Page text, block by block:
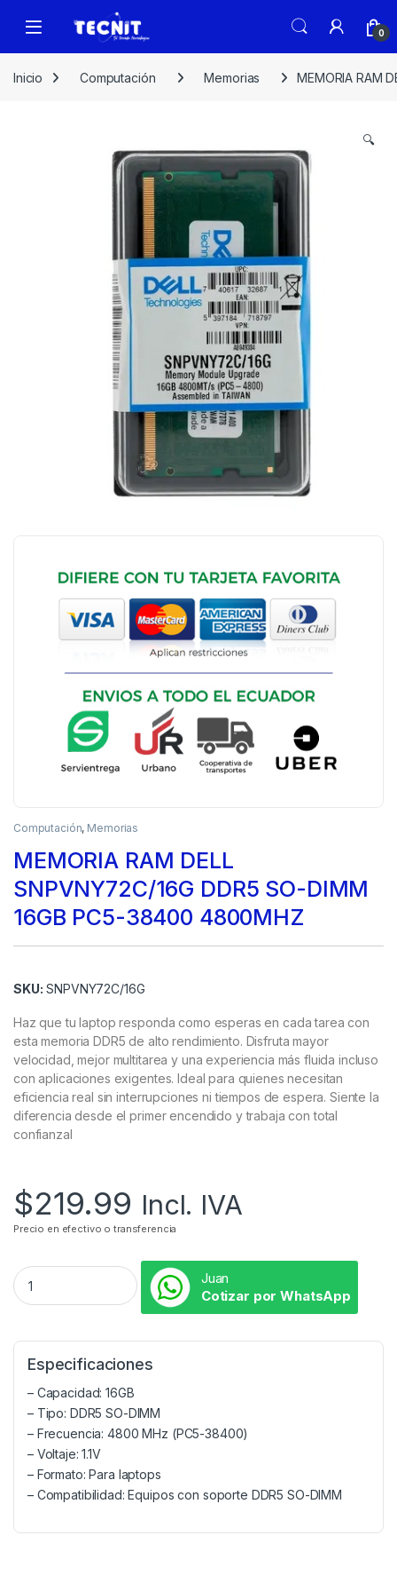
0
Inicio Computación Memorias MEMORIA RAM
🔍
Computación, Memorias
MEMORIA RAM DELL
SNPVNY72C/16G DDR5 SO-DIMM
16GB PC5-38400 4800MHZ
SKU: SNPVNY72C/16G
Haz que tu laptop responda como esperas en cada tarea con
esta memoria DDR5 de alto rendimiento. Disfruta mayor
velocidad, mejor multitarea y una experiencia más fluida incluso
con aplicaciones exigentes. Ideal para quienes necesitan
eficiencia real sin interrupciones ni tiempos de espera. Siente la
diferencia desde el primer encendido y trabaja con total
confianzal
$219.99 Incl. IVA
Precio en efectivo o transferencia
Juan
Cotizar por WhatsApp
Especificaciones
– Capacidad: 16GB
– Tipo: DDR5 SO-DIMM
– Frecuencia: 4800 MHz (PC5-38400)
– Voltaje: 1.1V
– Formato: Para laptops
– Compatibilidad: Equipos con soporte DDR5 SO-DIMM